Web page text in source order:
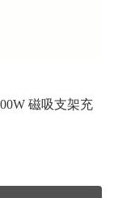
磁吸支架充